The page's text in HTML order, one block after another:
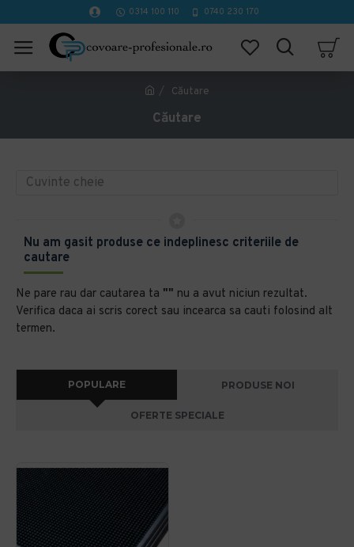
0314 100 110 0740 230 170
Căutare
Căutare
Nu am gasit produse ce indeplinesc criteriile de
cautare
Ne pare rau dar cautarea ta "" nu a avut niciun rezultat.
Verifica daca ai scris corect sau incearca sa cauti folosind alt
termen.
POPULARE PRODUSE NOI
OFERTE SPECIALE